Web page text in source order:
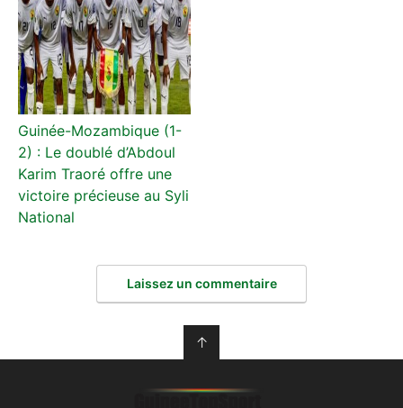
Guinée-Mozambique (1-
2) : Le doublé d’Abdoul
Karim Traoré offre une
victoire précieuse au Syli
National
Laissez un commentaire
↑